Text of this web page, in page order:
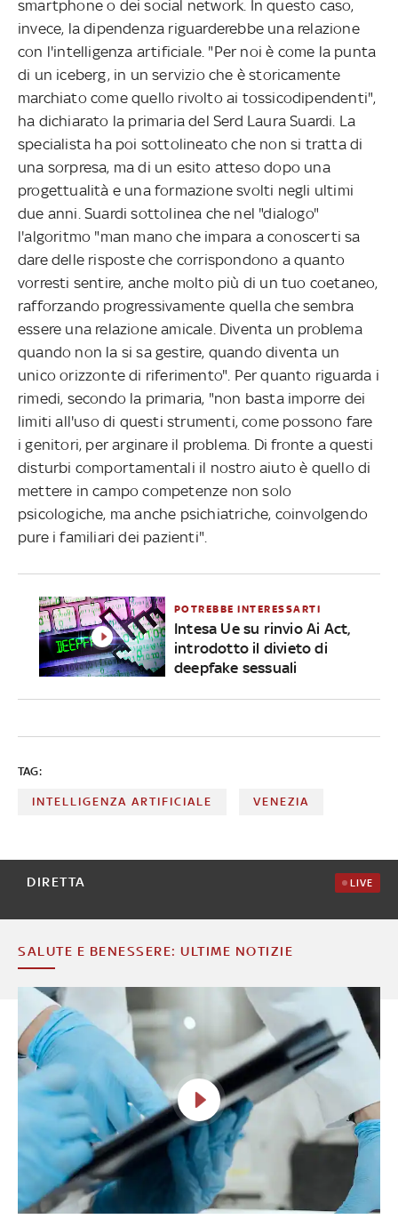
smartphone o dei social network. In questo caso,
invece, la dipendenza riguarderebbe una relazione
con l'intelligenza artificiale. "Per noi è come la punta
di un iceberg, in un servizio che è storicamente
marchiato come quello rivolto ai tossicodipendenti",
ha dichiarato la primaria del Serd Laura Suardi. La
specialista ha poi sottolineato che non si tratta di
una sorpresa, ma di un esito atteso dopo una
progettualità e una formazione svolti negli ultimi
due anni. Suardi sottolinea che nel "dialogo"
l'algoritmo "man mano che impara a conoscerti sa
dare delle risposte che corrispondono a quanto
vorresti sentire, anche molto più di un tuo coetaneo,
rafforzando progressivamente quella che sembra
essere una relazione amicale. Diventa un problema
quando non la si sa gestire, quando diventa un
unico orizzonte di riferimento". Per quanto riguarda i
rimedi, secondo la primaria, "non basta imporre dei
limiti all'uso di questi strumenti, come possono fare
i genitori, per arginare il problema. Di fronte a questi
disturbi comportamentali il nostro aiuto è quello di
mettere in campo competenze non solo
psicologiche, ma anche psichiatriche, coinvolgendo
pure i familiari dei pazienti".
POTREBBE INTERESSARTI
Intesa Ue su rinvio Ai Act,
introdotto il divieto di
deepfake sessuali
TAG:
INTELLIGENZA ARTIFICIALE VENEZIA
DIRETTA LIVE
SALUTE E BENESSERE: ULTIME NOTIZIE